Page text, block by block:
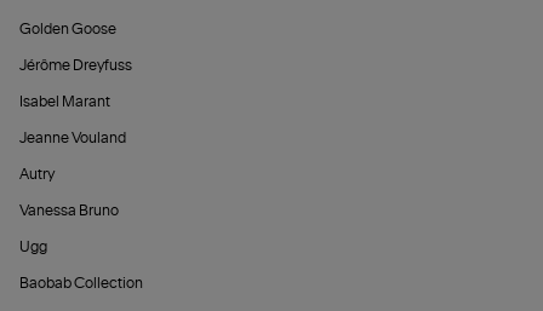
Golden Goose
Jérôme Dreyfuss
Isabel Marant
Jeanne Vouland
Autry
Vanessa Bruno
Ugg
Baobab Collection